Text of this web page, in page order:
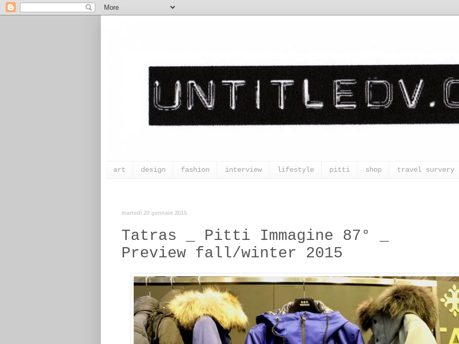
art design fashion interview lifestyle pitti shop travel survery
martedì 20 gennaio 2015
Tatras _ Pitti Immagine 87° _
Preview fall/winter 2015